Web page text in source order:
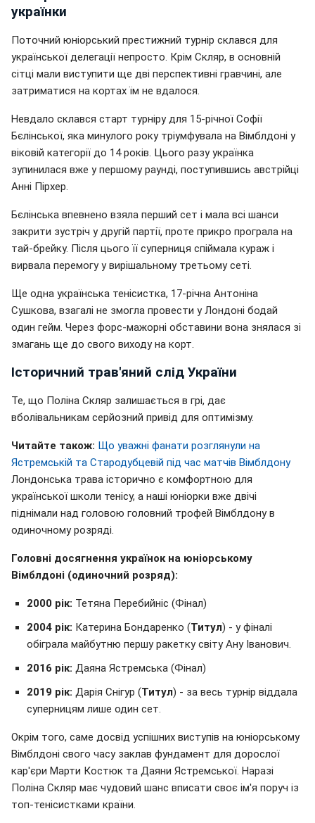
українки
Поточний юніорський престижний турнір склався для
української делегації непросто. Крім Скляр, в основній
сітці мали виступити ще дві перспективні гравчині, але
затриматися на кортах їм не вдалося.
Невдало склався старт турніру для 15-річної Софії
Бєлінської, яка минулого року тріумфувала на Вімблдоні у
віковій категорії до 14 років. Цього разу українка
зупинилася вже у першому раунді, поступившись австрійці
Анні Пірхер.
Бєлінська впевнено взяла перший сет і мала всі шанси
закрити зустріч у другій партії, проте прикро програла на
тай-брейку. Після цього її суперниця спіймала кураж і
вирвала перемогу у вирішальному третьому сеті.
Ще одна українська тенісистка, 17-річна Антоніна
Сушкова, взагалі не змогла провести у Лондоні бодай
один гейм. Через форс-мажорні обставини вона знялася зі
змагань ще до свого виходу на корт.
Історичний трав'яний слід України
Те, що Поліна Скляр залишається в грі, дає
вболівальникам серйозний привід для оптимізму.
Читайте також: Що уважні фанати розглянули на
Ястремській та Стародубцевій під час матчів Вімблдону
Лондонська трава історично є комфортною для
української школи тенісу, а наші юніорки вже двічі
піднімали над головою головний трофей Вімблдону в
одиночному розряді.
Головні досягнення українок на юніорському
Вімблдоні (одиночний розряд):
2000 рік: Тетяна Перебийніс (Фінал)
2004 рік: Катерина Бондаренко (Титул) - у фіналі
обіграла майбутню першу ракетку світу Ану Іванович.
2016 рік: Даяна Ястремська (Фінал)
2019 рік: Дарія Снігур (Титул) - за весь турнір віддала
суперницям лише один сет.
Окрім того, саме досвід успішних виступів на юніорському
Вімблдоні свого часу заклав фундамент для дорослої
кар'єри Марти Костюк та Даяни Ястремської. Наразі
Поліна Скляр має чудовий шанс вписати своє ім'я поруч із
топ-тенісистками країни.